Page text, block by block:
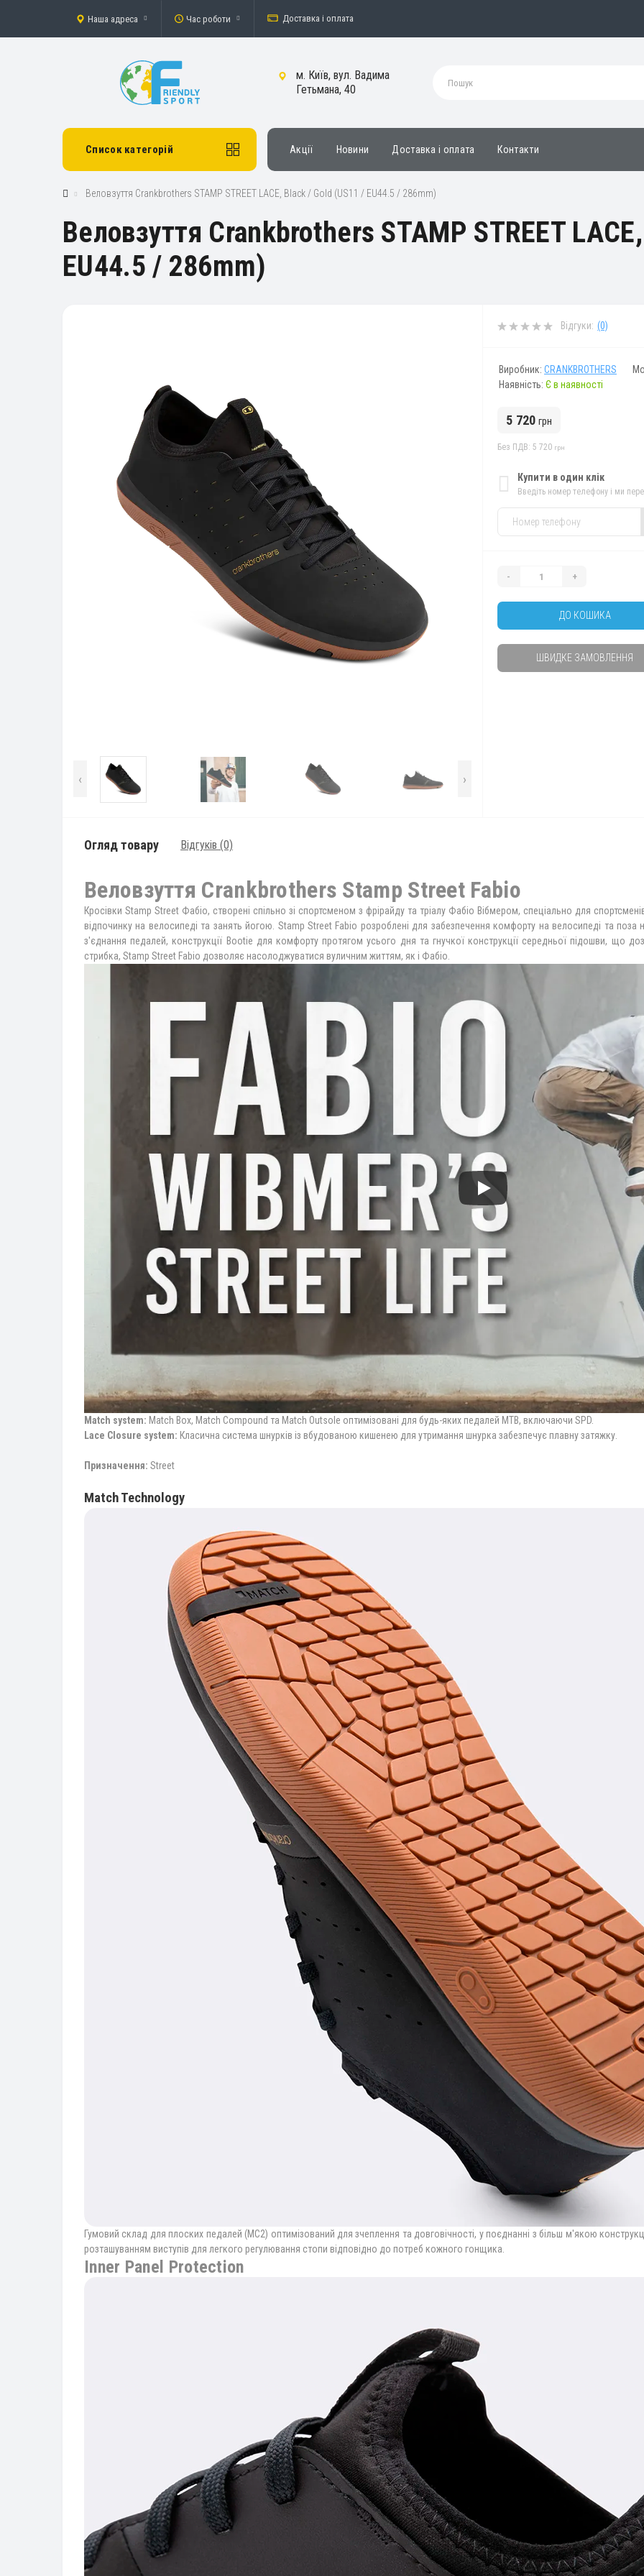
Наша адреса Час роботи Доставка і оплата
м. Київ, вул. Вадима
Гетьмана, 40
Список категорій Акції Новини Доставка і оплата Контакти
Веловзуття Crankbrothers STAMP STREET LACE, Black / Gold (US11 / EU44.5 / 286mm)
Веловзуття Crankbrothers STAMP STREET
EU44.5 / 286mm)
‹ ›
Відгуки: (0)
Виробник: CRANKBROTHERS
Наявність: Є в наявності
5 720 грн
Без ПДВ: 5 720 грн
Купити в один клік
Введіть номер телефону і ми
- +
ДО КОШИКА
ШВИДКЕ ЗАМОВЛЕННЯ
Огляд товару Відгуків (0)
Веловзуття Crankbrothers Stamp Street Fabio
Кросівки Stamp Street Фабіо, створені спільно зі спортсменом з фрірайду та тріалу Фабіо Вібмером, спеціально для
відпочинку на велосипеді та занять йогою. Stamp Street Fabio розроблені для забезпечення комфорту на велосипеді та поза
з'єднання педалей, конструкції Bootie для комфорту протягом усього дня та гнучкої конструкції середньої підошви, що
стрибка, Stamp Street Fabio дозволяє насолоджуватися вуличним життям, як і Фабіо.
Match system: Match Box, Match Compound та Match Outsole оптимізовані для будь-яких педалей MTB, включаючи SPD.
Lace Closure system: Класична система шнурків із вбудованою кишенею для утримання шнурка забезпечує плавну затяжку.
Призначення: Street
Match Technology
Гумовий склад для плоских педалей (MC2) оптимізований для зчеплення та довговічності, у поєднанні з більш м'якою
розташуванням виступів для легкого регулювання стопи відповідно до потреб кожного гонщика.
Inner Panel Protection